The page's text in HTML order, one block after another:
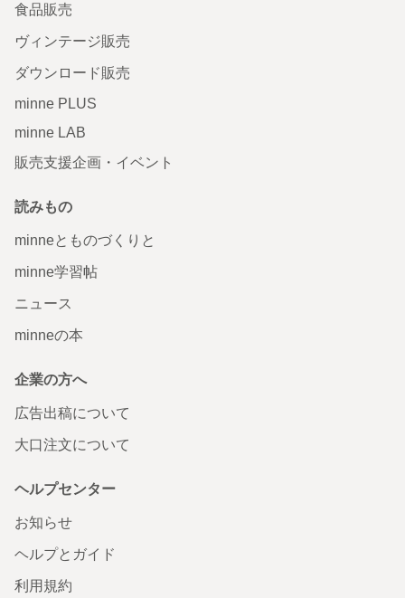
食品販売
ヴィンテージ販売
ダウンロード販売
minne PLUS
minne LAB
販売支援企画・イベント
読みもの
minneとものづくりと
minne学習帖
ニュース
minneの本
企業の方へ
広告出稿について
大口注文について
ヘルプセンター
お知らせ
ヘルプとガイド
利用規約